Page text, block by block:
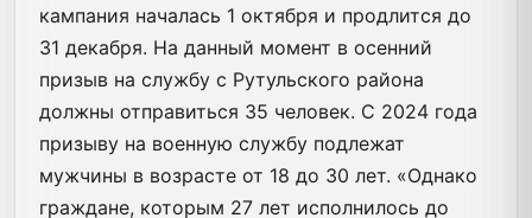
кампания началась 1 октября и продлится до
31 декабря. На данный момент в осенний
призыв на службу с Рутульского района
должны отправиться 35 человек. С 2024 года
призыву на военную службу подлежат
мужчины в возрасте от 18 до 30 лет. «Однако
граждане, которым 27 лет исполнилось до